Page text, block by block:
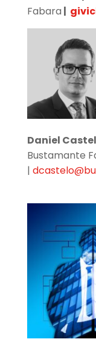
Fabara |
Daniel
Bustamante
|